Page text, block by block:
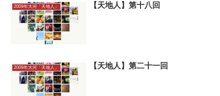
2009年大河「天地人」 【天地人】第十八回
2009年大河「天地人」 【天地人】第二十一回